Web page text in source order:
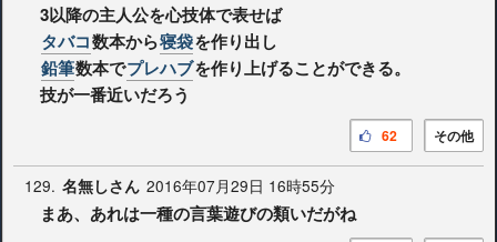
3以降の主人公を心技体で表せば
タバコ数本から寝袋を作り出し
鉛筆数本でプレハブを作り上げることができる。
技が一番近いだろう
その他
62
129. 名無しさん 2016年07月29日 16時55分
まあ、あれは一種の言葉遊びの類いだがね